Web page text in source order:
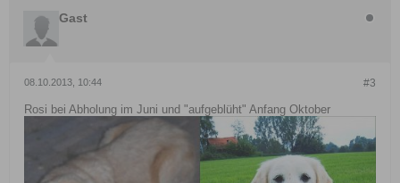
Gast
#3
08.10.2013, 10:44
Rosi bei Abholung im Juni und "aufgeblüht" Anfang Oktober